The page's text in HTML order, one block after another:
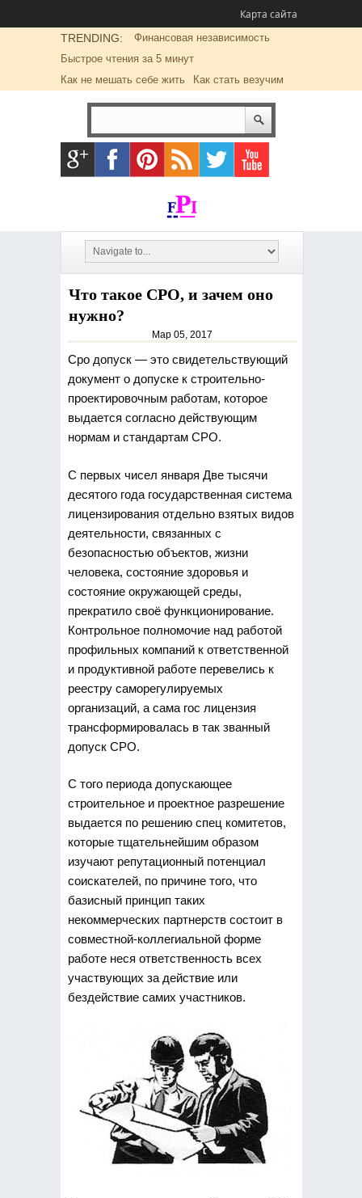
Карта сайта
TRENDING:
Финансовая независимость
Быстрое чтения за 5 минут
Как не мешать себе жить
Как стать везучим
Что такое СРО, и зачем оно
нужно?
Мар 05, 2017
Сро допуск — это свидетельствующий
документ о допуске к строительно-
проектировочным работам, которое
выдается согласно действующим
нормам и стандартам СРО.
С первых чисел января Две тысячи
десятого года государственная система
лицензирования отдельно взятых видов
деятельности, связанных с
безопасностью объектов, жизни
человека, состояние здоровья и
состояние окружающей среды,
прекратило своё функционирование.
Контрольное полномочие над работой
профильных компаний к ответственной
и продуктивной работе перевелись к
реестру саморегулируемых
организаций, а сама гос лицензия
трансформировалась в так званный
допуск СРО.
С того периода допускающее
строительное и проектное разрешение
выдается по решению спец комитетов,
которые тщательнейшим образом
изучают репутационный потенциал
соискателей, по причине того, что
базисный принцип таких
некоммерческих партнерств состоит в
совместной-коллегиальной форме
работе неся ответственность всех
участвующих за действие или
бездействие самих участников.